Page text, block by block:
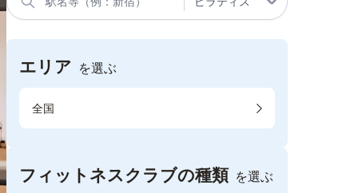
エリア を選ぶ
全国
フィットネスクラブの種類 を選ぶ